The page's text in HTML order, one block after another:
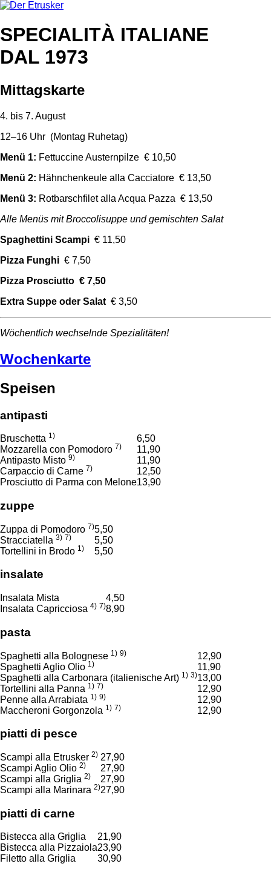
SPECIALITÀ ITALIANE
DAL 1973
Mittagskarte
4. bis 7. August
12–16 Uhr (Montag Ruhetag)
Menü 1: Fettuccine Austernpilze € 10,50
Menü 2: Hähnchenkeule alla Cacciatore € 13,50
Menü 3: Rotbarschfilet alla Acqua Pazza € 13,50
Alle Menüs mit Broccolisuppe und gemischten Salat
Spaghettini Scampi € 11,50
Pizza Funghi € 7,50
Pizza Prosciutto € 7,50
Extra Suppe oder Salat € 3,50
Wöchentlich wechselnde Spezialitäten!
Wochenkarte
Speisen
antipasti
Bruschetta 1)
6,50
Mozzarella con Pomodoro 7)
11,90
Antipasto Misto 9)
11,90
Carpaccio di Carne 7)
12,50
Prosciutto di Parma con Melone13,90
zuppe
Zuppa di Pomodoro 7)5,50
Stracciatella 3) 7)
5,50
Tortellini in Brodo 1) 5,50
insalate
Insalata Mista
4,50
Insalata Capricciosa 4) 7)8,90
pasta
Spaghetti alla Bolognese 1) 9)
12,90
Spaghetti Aglio Olio 1)
11,90
Spaghetti alla Carbonara (italienische Art) 1) 3)13,00
Tortellini alla Panna 1) 7)
12,90
Penne alla Arrabiata 1) 9)
12,90
Maccheroni Gorgonzola 1) 7) 12,90
piatti di pesce
Scampi alla Etrusker 2) 27,90
Scampi Aglio Olio 2)
27,90
Scampi alla Griglia 2)
27,90
Scampi alla Marinara 2)27,90
piatti di carne
Bistecca alla Griglia
21,90
Bistecca alla Pizzaiola23,90
Filetto alla Griglia
30,90